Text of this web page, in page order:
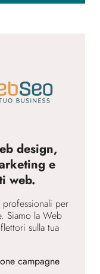
design,
e
web.
per
Siamo la Web
sulla tua
campagne